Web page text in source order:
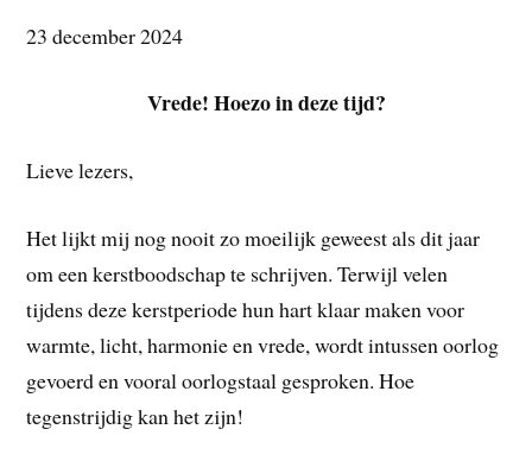
23 december 2024
Vrede! Hoezo in deze tijd?
Lieve lezers,
Het lijkt mij nog nooit zo moeilijk geweest als dit jaar
om een kerstboodschap te schrijven. Terwijl velen
tijdens deze kerstperiode hun hart klaar maken voor
warmte, licht, harmonie en vrede, wordt intussen oorlog
gevoerd en vooral oorlogstaal gesproken. Hoe
tegenstrijdig kan het zijn!